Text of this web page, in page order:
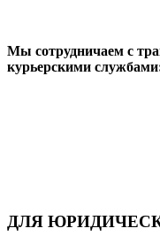
Мы сотрудничаем с
курьерскими
ДЛЯ